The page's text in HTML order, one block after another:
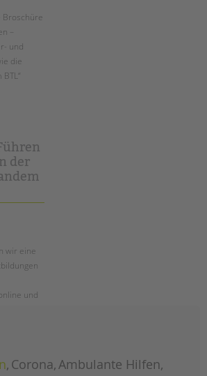
Broschüre
–
und
die
der
wir eine
und
Corona Ambulante Hilfen